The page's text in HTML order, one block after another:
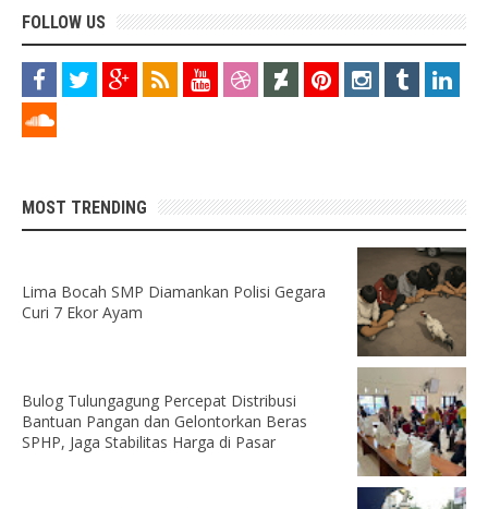
FOLLOW US
MOST TRENDING
Lima Bocah SMP Diamankan Polisi Gegara
Curi 7 Ekor Ayam
Bulog Tulungagung Percepat Distribusi
Bantuan Pangan dan Gelontorkan Beras
SPHP, Jaga Stabilitas Harga di Pasar